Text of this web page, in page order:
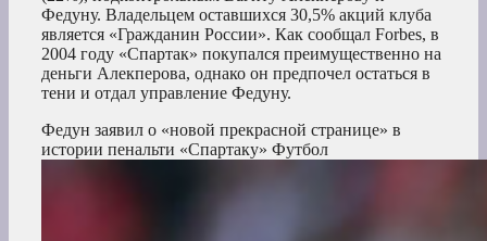
Федуну. Владельцем оставшихся 30,5% акций клуба
является «Гражданин России». Как сообщал Forbes, в
2004 году «Спартак» покупался преимущественно на
деньги Алекперова, однако он предпочел остаться в
тени и отдал управление Федуну.
Федун заявил о «новой прекрасной странице» в
истории пенальти «Спартаку» Футбол